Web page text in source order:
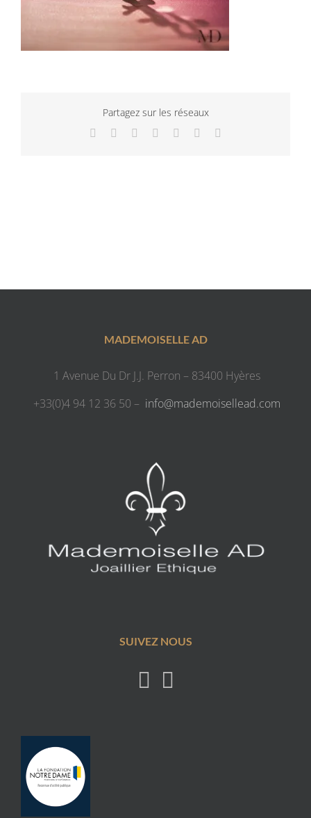
Partagez sur les réseaux
Facebook
TwitterLinkedInWhatsApp
TumblrPinterest
MADEMOISELLE AD
1 Avenue Du Dr J.J. Perron – 83400 Hyères
+33(0)4 94 12 36 50 – info@mademoisellead.com
SUIVEZ NOUS